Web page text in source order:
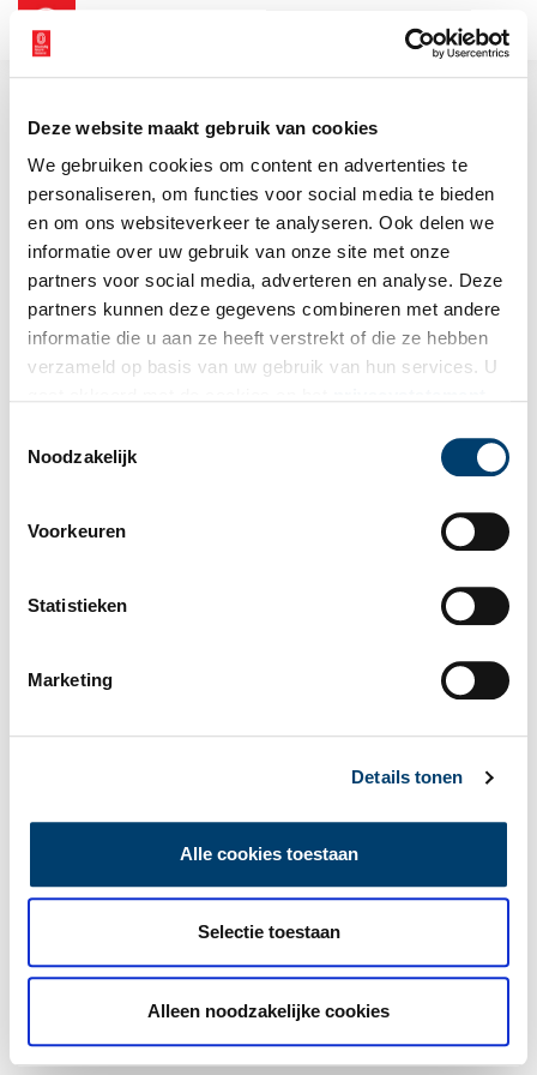
Deze website maakt gebruik van cookies
We gebruiken cookies om content en advertenties te
personaliseren, om functies voor social media te bieden
en om ons websiteverkeer te analyseren. Ook delen we
informatie over uw gebruik van onze site met onze
partners voor social media, adverteren en analyse. Deze
partners kunnen deze gegevens combineren met andere
informatie die u aan ze heeft verstrekt of die ze hebben
verzameld op basis van uw gebruik van hun services. U
Noodzakelijk
Voorkeuren
Statistieken
Marketing
Details tonen
Alle cookies toestaan
Selectie toestaan
Alleen noodzakelijke cookies